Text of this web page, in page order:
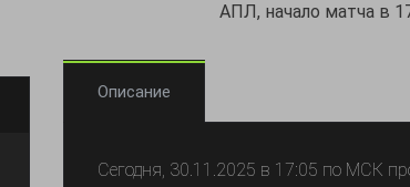
АПЛ, начало матча в
Описание
Сегодня, 30.11.2025 в 17:05 по МСК